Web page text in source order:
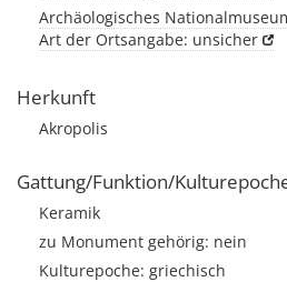
Archäologisches
Art der Ortsangabe: unsicher
Herkunft
Akropolis
Gattung/Funktion/
Keramik
zu Monument gehörig: nein
Kulturepoche: griechisch